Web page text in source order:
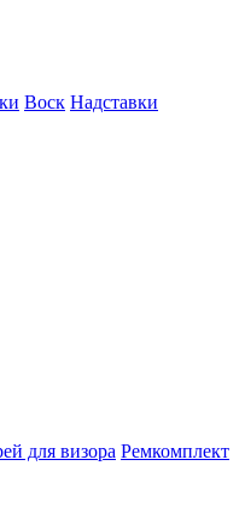
Воск Надставки
для визора Ремкомплект